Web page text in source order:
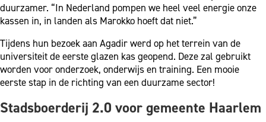
duurzamer. “In Nederland pompen we heel veel energie onze
kassen in, in landen als Marokko hoeft dat niet.”
Tijdens hun bezoek aan Agadir werd op het terrein van de
universiteit de eerste glazen kas geopend. Deze zal gebruikt
worden voor onderzoek, onderwijs en training. Een mooie
eerste stap in de richting van een duurzame sector!
Stadsboerderij 2.0 voor gemeente Haarlem